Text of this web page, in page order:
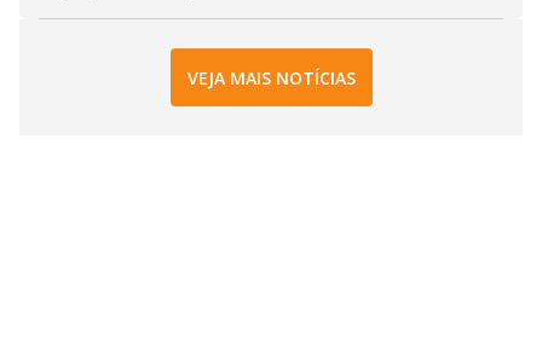
VEJA MAIS NOTÍCIAS